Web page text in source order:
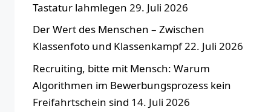
Tastatur lahmlegen 29. Juli 2026
Der Wert des Menschen – Zwischen
Klassenfoto und Klassenkampf22. Juli 2026
Recruiting, bitte mit Mensch: Warum
Algorithmen im Bewerbungsprozess kein
Freifahrtschein sind 14. Juli 2026